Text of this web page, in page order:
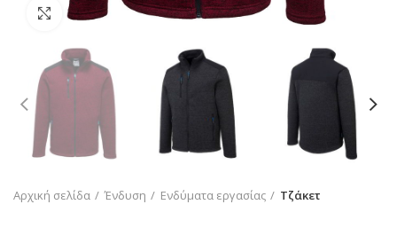
Click to enlarge
Αρχική σελίδα Ένδυση Ενδύματα εργασίας Τζάκετ